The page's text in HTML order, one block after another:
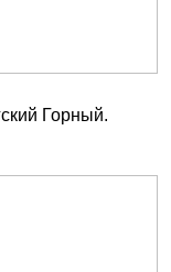
Горный.